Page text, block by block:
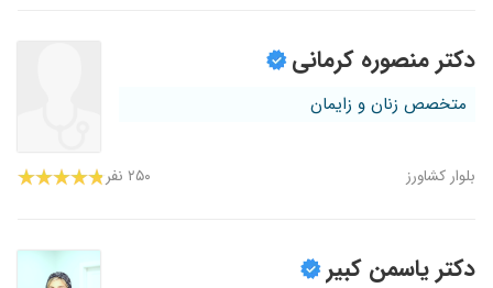
دکتر منصوره کرمانی
متخصص زنان و زایمان
بلوار کشاورز ۲۵۰ نفر
دکتر یاسمن کبیر